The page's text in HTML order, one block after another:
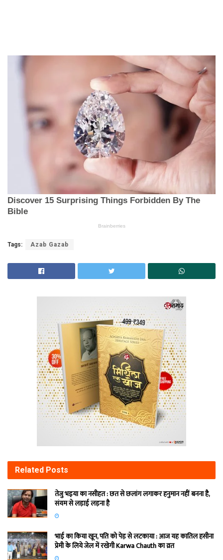
Tags: Azab Gazab
Related Posts
तेजु भइया का नसीहत : छत से छलांग लगाकर हनुमान नहीं बनना है,
संयम से लड़ाई लड़ना है
भाई का किया खून, पति को पेड़ से लटकाया : आज यह कातिल हसीना
प्रेमी के लिये जेल में रखेगी Karwa Chauth का व्रत